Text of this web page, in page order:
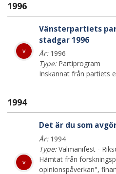
1996
v
Vänsterpartiets
stadgar 1996
År:1996
Type:Partiprogram
Inskannat från partiets
1994
v
Det är du som
År:1994
Type:Valmanifest -
Hämtat från
opinionspåverkan",